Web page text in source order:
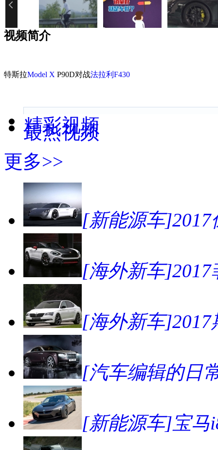
视频简介
特斯拉Model X P90D对战法拉利F430
精彩视频
最热视频
更多>>
[新能源车]2017
[海外新车]2017
[海外新车]2017
[汽车编辑的日
[新能源车]宝马